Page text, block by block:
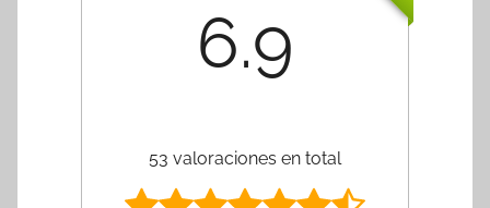
6.9
53 valoraciones en total